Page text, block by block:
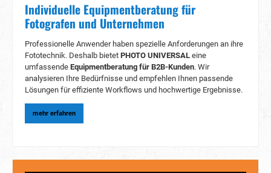
Individuelle Equipmentberatung für
Fotografen und Unternehmen
Professionelle Anwender haben spezielle Anforderungen an ihre
Fototechnik. Deshalb bietet PHOTO UNIVERSAL eine
umfassende Equipmentberatung für B2B-Kunden. Wir
analysieren Ihre Bedürfnisse und empfehlen Ihnen passende
Lösungen für effiziente Workflows und hochwertige Ergebnisse.
mehr erfahren